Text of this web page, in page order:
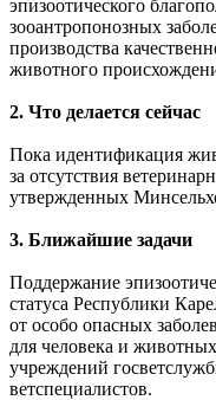
эпизоотического
зооантропонозных
производства
животного
2. Что делается сейчас
Пока идентификация
за отсутствия
утвержденных
3. Ближайшие задачи
Поддержание
статуса Республики
от особо опасных
для человека и
учреждений
ветспециалистов.